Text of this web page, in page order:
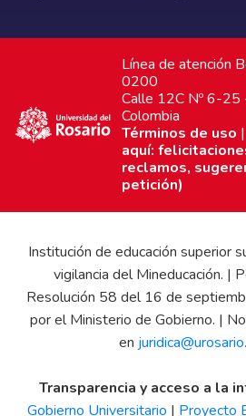
Línea de atención
0200
Calle 12C Nº 6-25
Colombia
Términos de uso |
aquí:
reclamos,
petición)
Institución de educación superior
vigilancia del Mineducación. |
Resolución 58 del 16 de
por el Ministerio de Gobierno. |
en
Transparencia y acceso a la
Gobierno Universitario | Proyecto